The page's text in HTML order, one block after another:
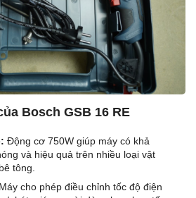
Bosch GSB 16 RE
Động cơ 750W giúp máy có khả
và hiệu quả trên nhiều loại vật
tông.
Máy cho phép điều chỉnh tốc độ điện